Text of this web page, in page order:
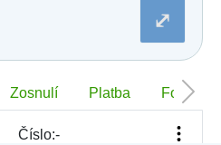
⤢
Zosnulí Platba Foto
Číslo:-